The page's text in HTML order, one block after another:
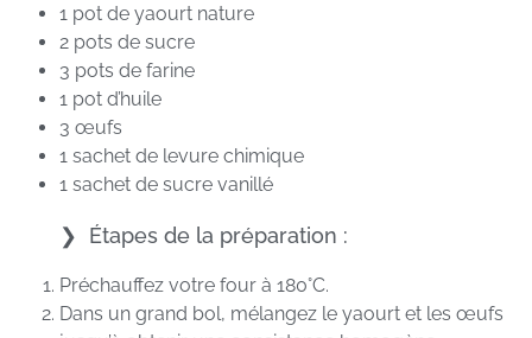
1 pot de yaourt nature
2 pots de sucre
3 pots de farine
1 pot d’huile
3 œufs
1 sachet de levure chimique
1 sachet de sucre vanillé
Étapes de la préparation :
Préchauffez votre four à 180°C.
Dans un grand bol, mélangez le yaourt et les œufs